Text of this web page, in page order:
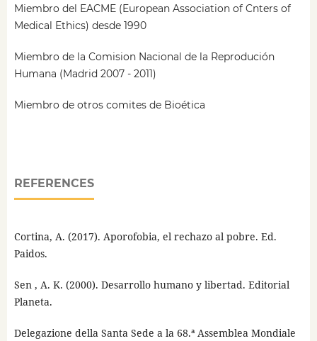
Miembro del EACME (European Association of Cnters of
Medical Ethics) desde 1990
Miembro de la Comision Nacional de la Reprodución
Humana (Madrid 2007 - 2011)
Miembro de otros comites de Bioética
REFERENCES
Cortina, A. (2017). Aporofobia, el rechazo al pobre. Ed.
Paidos.
Sen , A. K. (2000). Desarrollo humano y libertad. Editorial
Planeta.
Delegazione della Santa Sede a la 68.ª Assemblea Mondiale